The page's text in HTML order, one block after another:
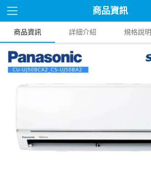
商品資訊
商品資訊 詳細介紹 規格說明